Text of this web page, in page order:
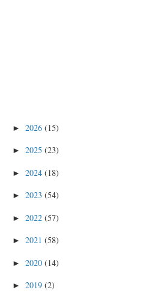
► 2026 (15)
► 2025 (23)
► 2024 (18)
► 2023 (54)
► 2022 (57)
► 2021 (58)
► 2020 (14)
► 2019 (2)